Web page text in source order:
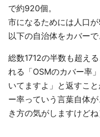
で約920個。
市になるためには人口
以下の自治体をカバーで
総数1712の半数も超え
れる「OSMのカバー率
いてますよ」と返すこ
ー率っていう言葉自体
き方の気がしますけどね